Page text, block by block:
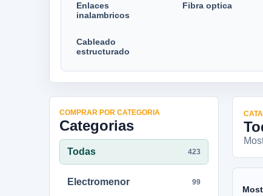
Enlaces
inalambricos
Fibra optica
Cableado
estructurado
COMPRAR POR CATEGORIA
Categorias
Todas 423
Electromenor 99